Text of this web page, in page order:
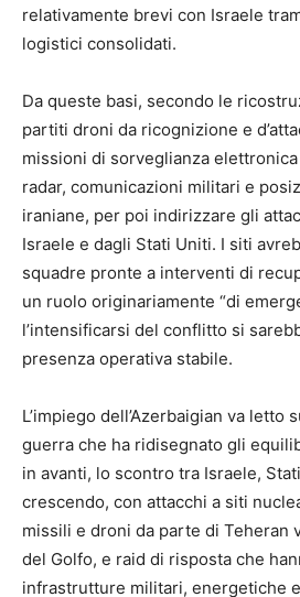
relativamente brevi con Israele
logistici consolidati.
Da queste basi, secondo le
partiti droni da ricognizione e
missioni di sorveglianza
radar, comunicazioni militari e
iraniane, per poi indirizzare gli
Israele e dagli Stati Uniti. I siti
squadre pronte a interventi di
un ruolo originariamente “di
l’intensificarsi del conflitto si
presenza operativa stabile.
L’impiego dell’Azerbaigian va letto
guerra che ha ridisegnato gli
in avanti, lo scontro tra Israele,
crescendo, con attacchi a siti
missili e droni da parte di Teheran
del Golfo, e raid di risposta che
infrastrutture militari, energetiche